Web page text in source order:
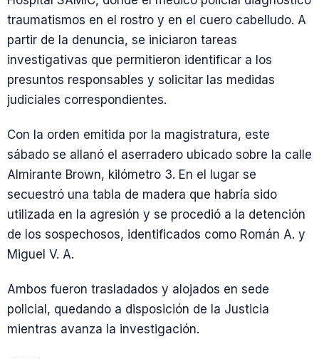
traumatismos en el rostro y en el cuero cabelludo. A
partir de la denuncia, se iniciaron tareas
investigativas que permitieron identificar a los
presuntos responsables y solicitar las medidas
judiciales correspondientes.
Con la orden emitida por la magistratura, este
sábado se allanó el aserradero ubicado sobre la calle
Almirante Brown, kilómetro 3. En el lugar se
secuestró una tabla de madera que habría sido
utilizada en la agresión y se procedió a la detención
de los sospechosos, identificados como Román A. y
Miguel V. A.
Ambos fueron trasladados y alojados en sede
policial, quedando a disposición de la Justicia
mientras avanza la investigación.